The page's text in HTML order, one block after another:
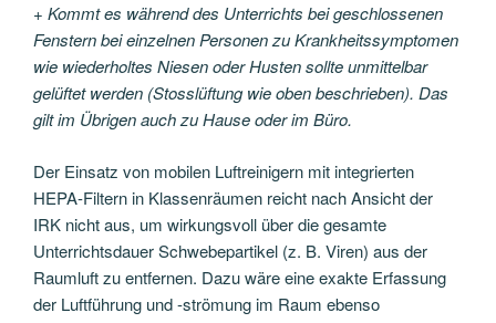
+ Kommt es während des Unterrichts bei geschlossenen
Fenstern bei einzelnenPersonen zu Krankheitssymptomen
wie wiederholtes Niesen oder Husten sollteunmittelbar
gelüftet werden (Stosslüftung wie oben beschrieben). Das
gilt im Übrigen auch zu Hause oder im Büro.
Der Einsatz von mobilen Luftreinigern mit integrierten
HEPA-Filtern in Klassenräumen reicht nach Ansicht der
IRK nicht aus, um wirkungsvoll über die gesamte
Unterrichtsdauer Schwebepartikel (z. B. Viren) aus der
Raumluft zu entfernen. Dazu wäre eine exakte Erfassung
der Luftführung und -strömung im Raum ebenso